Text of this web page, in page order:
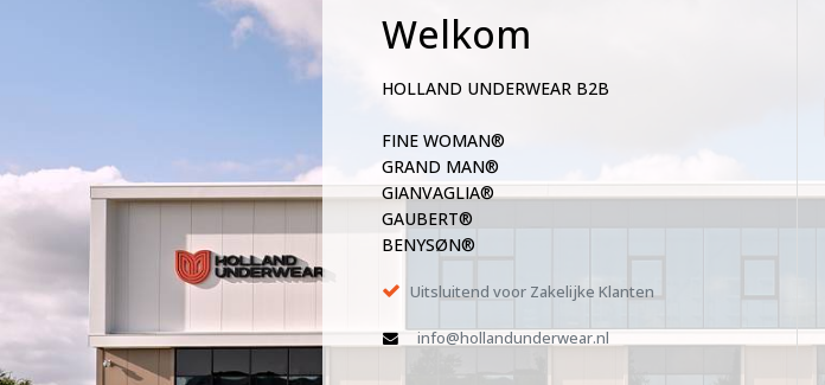
Welkom
HOLLAND UNDERWEAR B2B
FINE WOMAN®
GRAND MAN®
GIANVAGLIA®
GAUBERT®
BENYSØN®
Uitsluitend voor Zakelijke Klanten
info@hollandunderwear.nl